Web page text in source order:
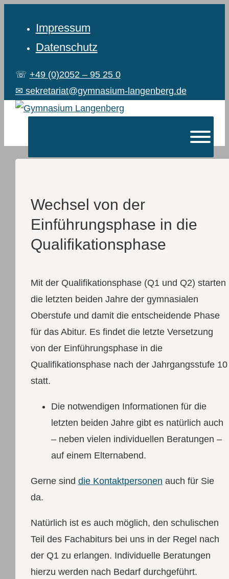
Impressum
Datenschutz
☏ +49 (0)2052 – 95 25 0
✉ sekretariat@gymnasium-langenberg.de
Wechsel von der
Einführungsphase in die
Qualifikationsphase
Mit der Qualifikationsphase (Q1 und Q2) starten
die letzten beiden Jahre der gymnasialen
Oberstufe und damit die entscheidende Phase
für das Abitur. Es findet die letzte Versetzung
von der Einführungsphase in die
Qualifikationsphase nach der Jahrgangsstufe 10
statt.
Die notwendigen Informationen für die
letzten beiden Jahre gibt es natürlich auch
– neben vielen individuellen Beratungen –
auf einem Elternabend.
Gerne sind die Kontaktpersonen auch für Sie
da.
Natürlich ist es auch möglich, den schulischen
Teil des Fachabiturs bei uns in der Regel nach
der Q1 zu erlangen. Individuelle Beratungen
hierzu werden nach Bedarf durchgeführt.